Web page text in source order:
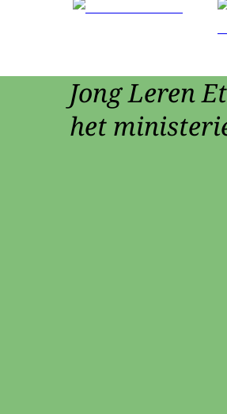
Jong Leren
het